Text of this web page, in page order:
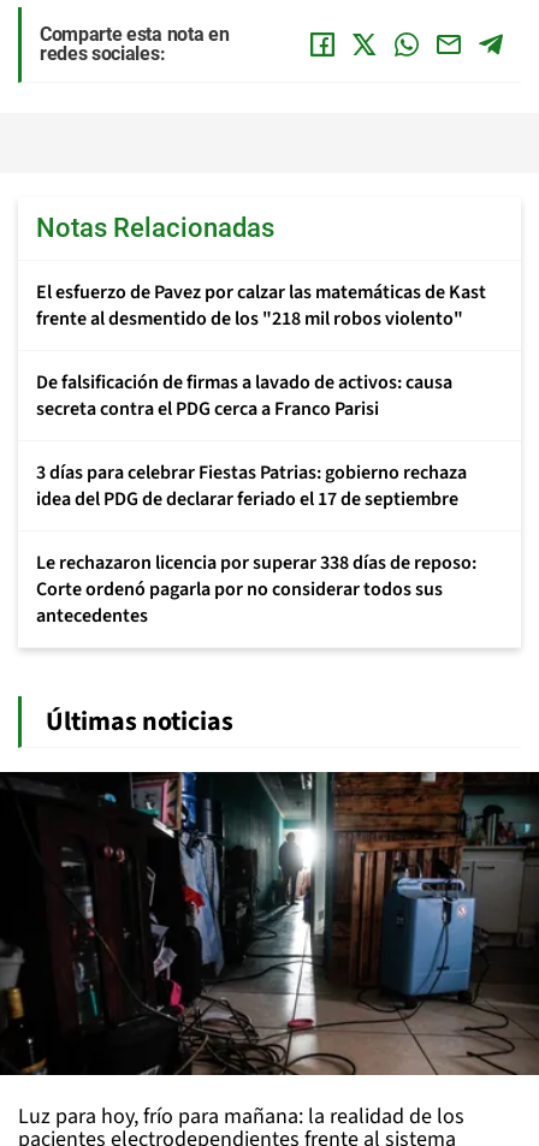
Comparte esta nota en
redes sociales:
Notas Relacionadas
El esfuerzo de Pavez por calzar las matemáticas de Kast
frente al desmentido de los "218 mil robos violento"
De falsificación de firmas a lavado de activos: causa
secreta contra el PDG cerca a Franco Parisi
3 días para celebrar Fiestas Patrias: gobierno rechaza
idea del PDG de declarar feriado el 17 de septiembre
Le rechazaron licencia por superar 338 días de reposo:
Corte ordenó pagarla por no considerar todos sus
antecedentes
Últimas noticias
Luz para hoy, frío para mañana: la realidad de los
pacientes electrodependientes frente al sistema